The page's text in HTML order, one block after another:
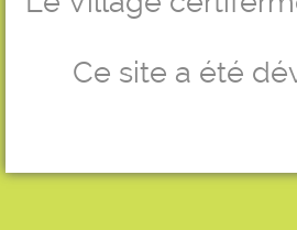
Ce site a été